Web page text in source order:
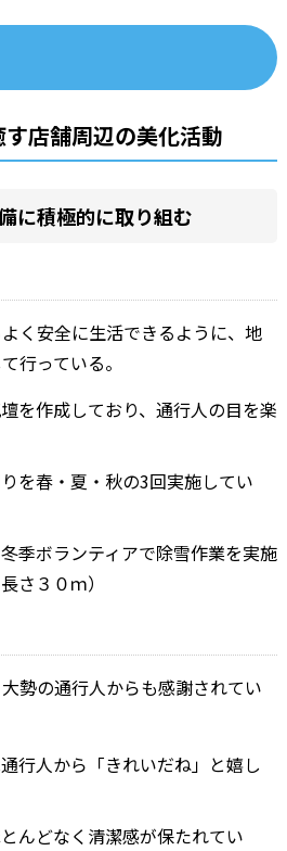
店舗周辺の美化活動
に積極的に取り組む
く安全に生活できるように、地
行っている。
を作成しており、通行人の目を楽
を春・夏・秋の3回実施してい
季ボランティアで除雪作業を実施
さ３０ｍ）
勢の通行人からも感謝されてい
行人から「きれいだね」と嬉し
んどなく清潔感が保たれてい